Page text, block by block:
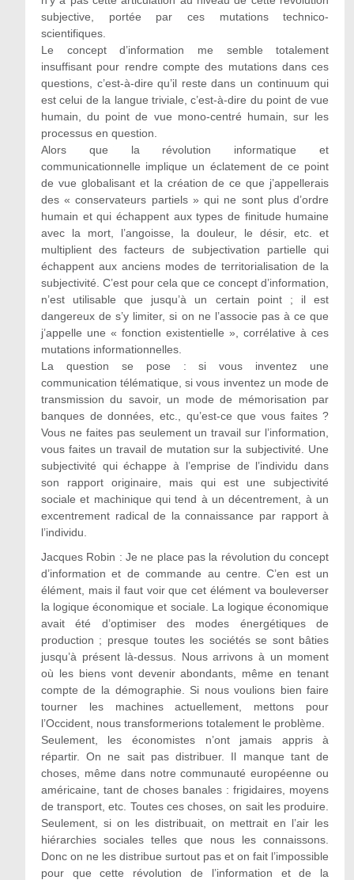
subjective, portée par ces mutations technico-
scientifiques.
Le concept d’information me semble totalement
insuffisant pour rendre compte des mutations dans ces
questions, c’est-à-dire qu’il reste dans un continuum qui
est celui de la langue triviale, c’est-à-dire du point de vue
humain, du point de vue mono-centré humain, sur les
processus en question.
Alors que la révolution informatique et
communicationnelle implique un éclatement de ce point
de vue globalisant et la création de ce que j’appellerais
des « conservateurs partiels » qui ne sont plus d’ordre
humain et qui échappent aux types de finitude humaine
avec la mort, l’angoisse, la douleur, le désir, etc. et
multiplient des facteurs de subjectivation partielle qui
échappent aux anciens modes de territorialisation de la
subjectivité. C’est pour cela que ce concept d’information,
n’est utilisable que jusqu’à un certain point ; il est
dangereux de s’y limiter, si on ne l’associe pas à ce que
j’appelle une « fonction existentielle », corrélative à ces
mutations informationnelles.
La question se pose : si vous inventez une
communication télématique, si vous inventez un mode de
transmission du savoir, un mode de mémorisation par
banques de données, etc., qu’est-ce que vous faites ?
Vous ne faites pas seulement un travail sur l’information,
vous faites un travail de mutation sur la subjectivité. Une
subjectivité qui échappe à l’emprise de l’individu dans
son rapport originaire, mais qui est une subjectivité
sociale et machinique qui tend à un décentrement, à un
excentrement radical de la connaissance par rapport à
l’individu.
Jacques Robin : Je ne place pas la révolution du concept
d’information et de commande au centre. C’en est un
élément, mais il faut voir que cet élément va bouleverser
la logique économique et sociale. La logique économique
avait été d’optimiser des modes énergétiques de
production ; presque toutes les sociétés se sont bâties
jusqu’à présent là-dessus. Nous arrivons à un moment
où les biens vont devenir abondants, même en tenant
compte de la démographie. Si nous voulions bien faire
tourner les machines actuellement, mettons pour
l’Occident, nous transformerions totalement le problème.
Seulement, les économistes n’ont jamais appris à
répartir. On ne sait pas distribuer. Il manque tant de
choses, même dans notre communauté européenne ou
américaine, tant de choses banales : frigidaires, moyens
de transport, etc. Toutes ces choses, on sait les produire.
Seulement, si on les distribuait, on mettrait en l’air les
hiérarchies sociales telles que nous les connaissons.
Donc on ne les distribue surtout pas et on fait l’impossible
pour que cette révolution de l’information et de la